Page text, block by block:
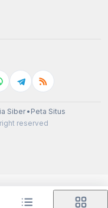
Siber• Peta Situs
reserved